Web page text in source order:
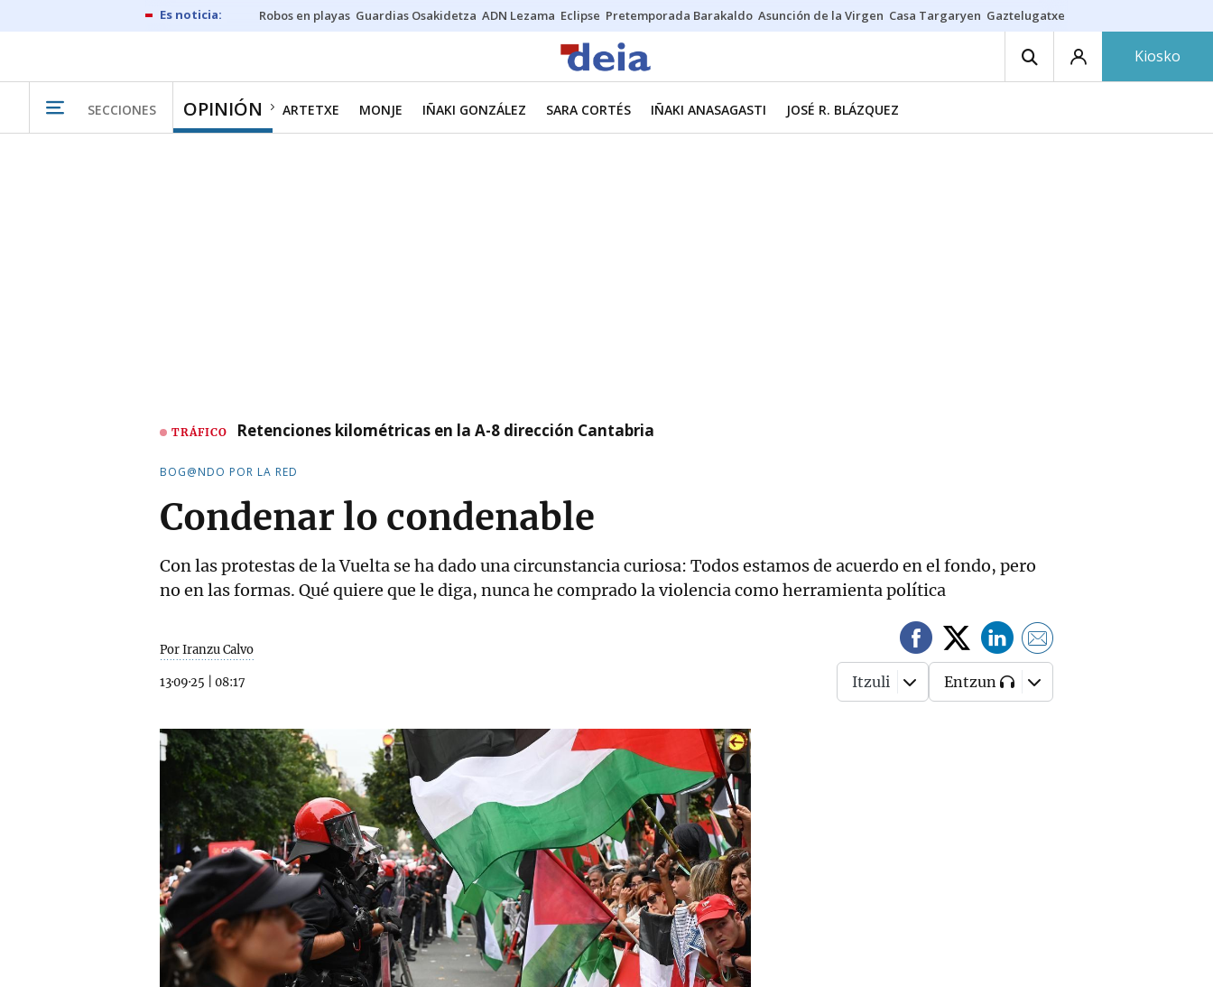
Robos en playas Guardias Osakidetza ADN Lezama Eclipse Pretemporada Barakaldo Asunción de la Virgen Casa Targaryen Gaztelugatxe
Kiosko
SECCIONES OPINIÓN ARTETXE MONJE IÑAKI GONZÁLEZ SARA CORTÉS IÑAKI ANASAGASTI JOSÉ R. BLÁZQUEZ
TRÁFICO Retenciones kilométricas en la A-8 dirección Cantabria
BOG@NDO POR LA RED
Condenar lo condenable
Con las protestas de la Vuelta se ha dado una circunstancia curiosa: Todos estamos de acuerdo en el fondo, pero
no en las formas. Qué quiere que le diga, nunca he comprado la violencia como herramienta política
Por Iranzu Calvo
13·09·25 08:17 Itzuli Entzun